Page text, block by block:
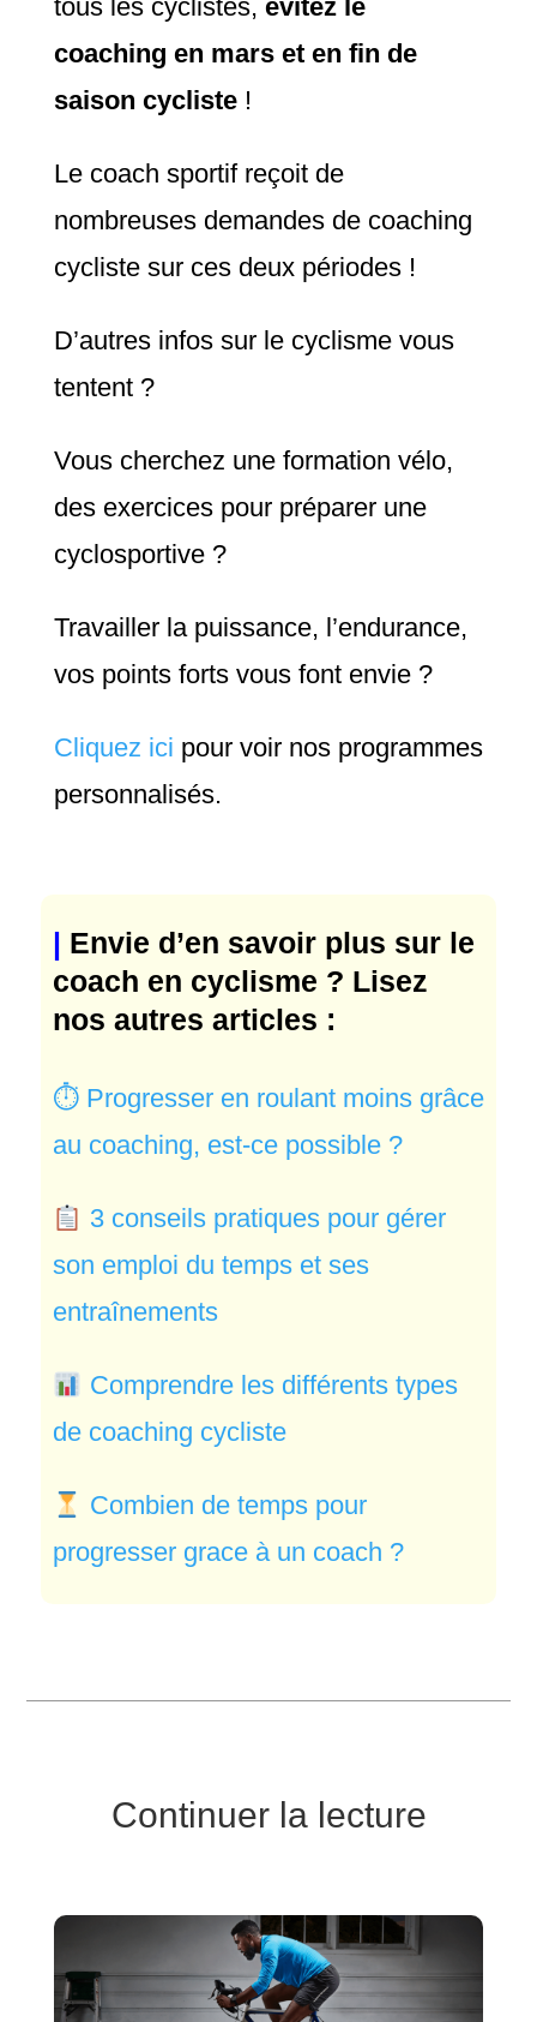
tous les cyclistes, évitez le
coaching en mars et en fin de
saison cycliste!
Le coach sportif reçoit de
nombreuses demandes de coaching
cycliste sur ces deux périodes !
D’autres infos sur le cyclisme vous
tentent ?
Vous cherchez une formation vélo,
des exercices pour préparer une
cyclosportive ?
Travailler la puissance, l’endurance,
vos points forts vous font envie ?
Cliquez ici pour voir nos programmes
personnalisés.
| Envie d’en savoir plus sur le
coach en cyclisme ? Lisez
nos autres articles :
⏱ Progresser en roulant moins grâce
au coaching, est-ce possible ?
3 conseils pratiques pour gérer
son emploi du temps et ses
entraînements
Comprendre les différents types
de coaching cycliste
Combien de temps pour
progresser grace à un coach ?
Continuer la lecture